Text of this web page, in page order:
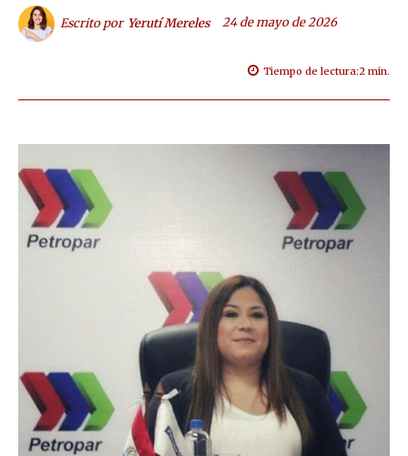
Escrito por Yerutí Mereles 24 de mayo de 2026
Tiempo de lectura:2 min.